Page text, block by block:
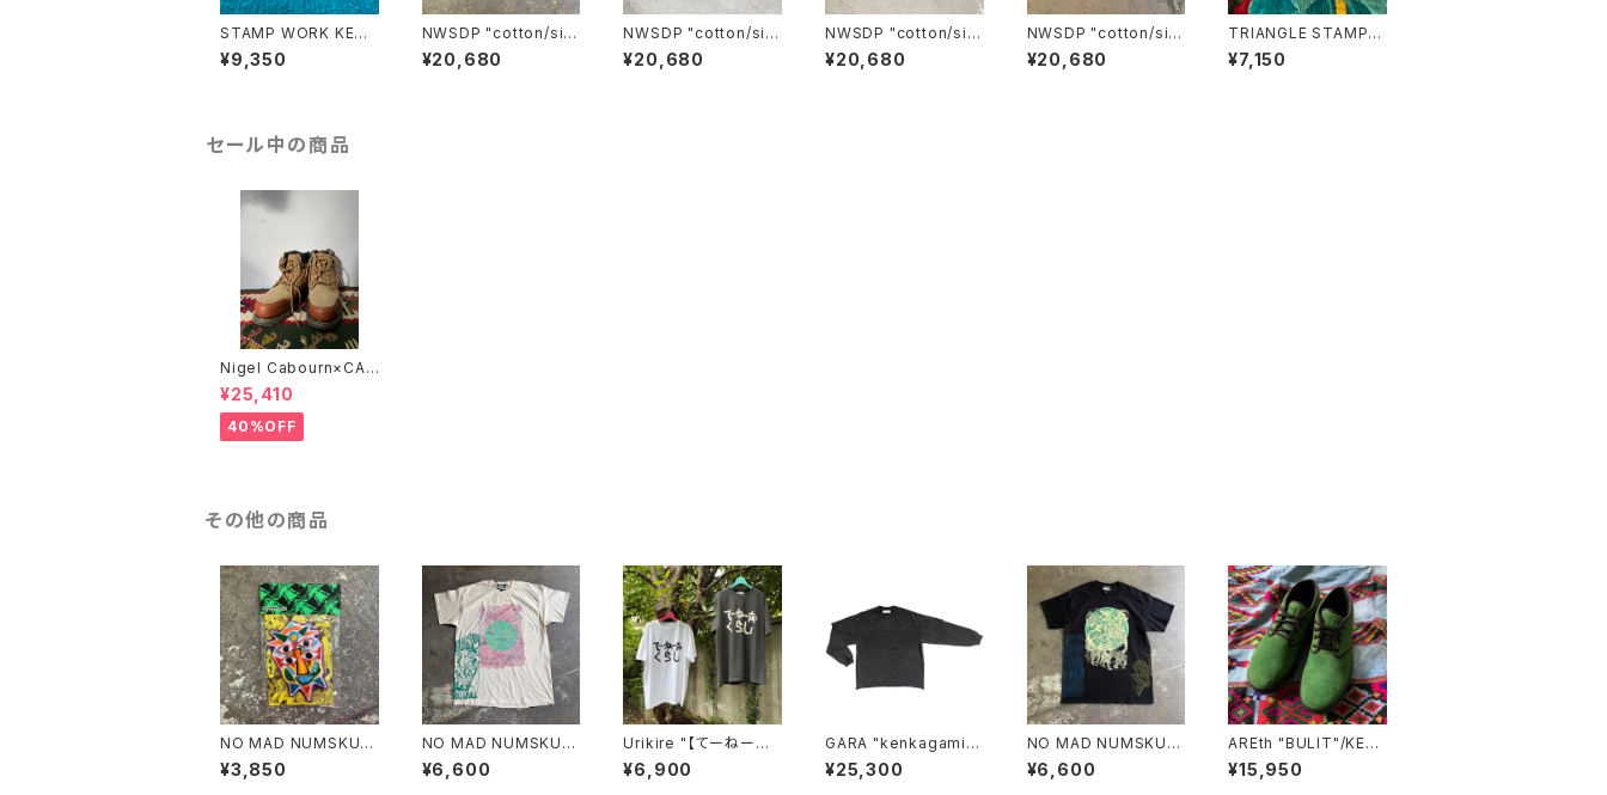
STAMP WORK KEY
HOOK
¥9,350
NWSDP "cotton/silk
pajamas"/BLACK RE
D FLOWER
¥20,680
NWSDP "cotton/silk
pajamas"/BORDEAU
X SMALL FLOWER
¥20,680
NWSDP "cotton/silk
pajamas"/BLACK S
MALL FLOWER
¥20,680
NWSDP "cotton/silk
pajamas"/BLACK FL
OWER
¥20,680
TRIANGLE STAMP
WORK BANGLE(3m
m)
¥7,150
セール中の商品
Nigel Cabourn×CAT
"UTAH"/BROWN
¥25,410
40%OFF
その他の商品
NO MAD NUMSKUL
L "FELT WAPPEN"
¥3,850
NO MAD NUMSKUL
L "NMN×壊し屋 MUL
TI PRINT S/T"(NAT
¥6,600
Urikire "【てーねーなく
らし】Fade T-shirt"
¥6,900
GARA "kenkagami×
GARA LAYER SLEEV
E T-SHIRT"(BLACK×
¥25,300
NO MAD NUMSKUL
L "NMN×壊し屋 MUL
TI PRINT S/T"(BLAC
¥6,600
AREth "BULIT"/KELL
Y
¥15,950